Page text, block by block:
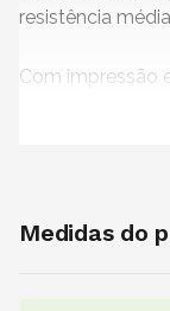
resistência
Com impressão
nossa
que você já
corre que nosso
Medidas do